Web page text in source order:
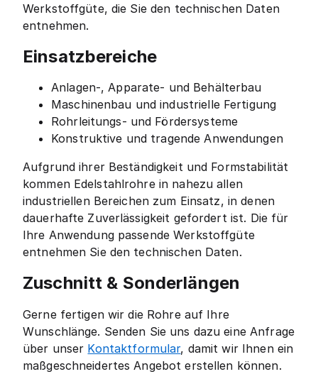
Werkstoffgüte, die Sie den technischen Daten
entnehmen.
Einsatzbereiche
Anlagen-, Apparate- und Behälterbau
Maschinenbau und industrielle Fertigung
Rohrleitungs- und Fördersysteme
Konstruktive und tragende Anwendungen
Aufgrund ihrer Beständigkeit und Formstabilität
kommen Edelstahlrohre in nahezu allen
industriellen Bereichen zum Einsatz, in denen
dauerhafte Zuverlässigkeit gefordert ist. Die für
Ihre Anwendung passende Werkstoffgüte
entnehmen Sie den technischen Daten.
Zuschnitt & Sonderlängen
Gerne fertigen wir die Rohre auf Ihre
Wunschlänge. Senden Sie uns dazu eine Anfrage
über unser Kontaktformular, damit wir Ihnen ein
maßgeschneidertes Angebot erstellen können.